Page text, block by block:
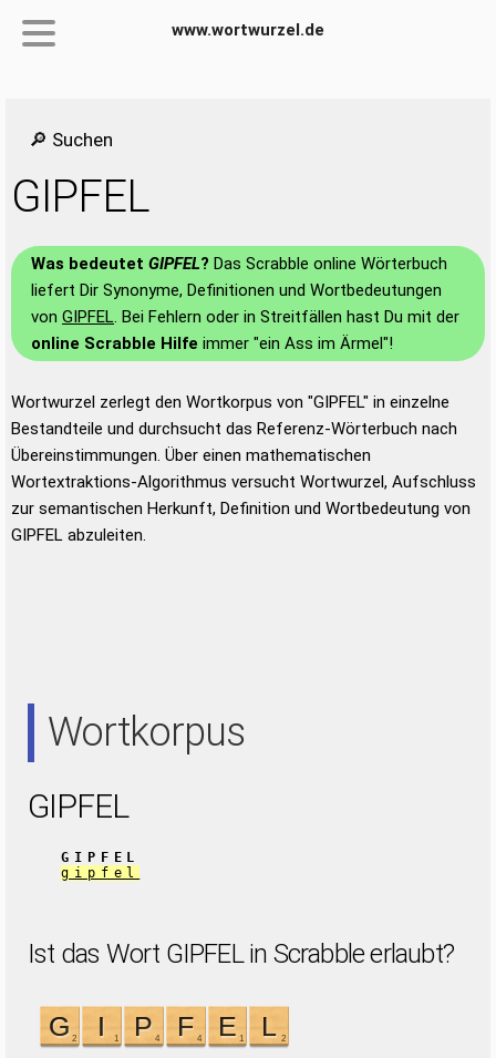
www.wortwurzel.de
🔎 Suchen
GIPFEL
Was bedeutet GIPFEL? Das Scrabble online Wörterbuch
liefert Dir Synonyme, Definitionen und Wortbedeutungen
von GIPFEL. Bei Fehlern oder in Streitfällen hast Du mit der
online Scrabble Hilfe immer "ein Ass im Ärmel"!
Wortwurzel zerlegt den Wortkorpus von "GIPFEL" in einzelne
Bestandteile und durchsucht das Referenz-Wörterbuch nach
Übereinstimmungen. Über einen mathematischen
Wortextraktions-Algorithmus versucht Wortwurzel, Aufschluss
zur semantischen Herkunft, Definition und Wortbedeutung von
GIPFEL abzuleiten.
Wortkorpus
GIPFEL
GIPFEL
gipfel
Ist das Wort GIPFEL in Scrabble erlaubt?